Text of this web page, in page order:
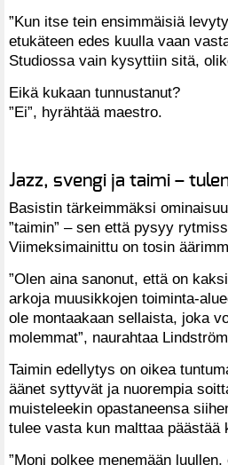
”Kun itse tein ensimmäisiä
etukäteen edes kuulla vaan
Studiossa vain kysyttiin sitä,
Eikä kukaan tunnustanut?
”Ei”, hyrähtää maestro.
Jazz, svengi ja taimi –
Basistin tärkeimmäksi
”taimin” – sen että pysyy
Viimeksimainittu on tosin
”Olen aina sanonut, että on
arkoja muusikkojen toiminta-
ole montaakaan sellaista, joka
molemmat”, naurahtaa
Taimin edellytys on oikea
äänet syttyvät ja nuorempia
muisteleekin opastaneensa
tulee vasta kun malttaa päästää
”Moni polkee menemään